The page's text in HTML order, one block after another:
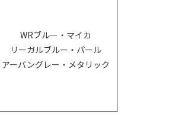
WRブルー・マイカ
リーガルブルー・パール
アーバングレー・メタリック